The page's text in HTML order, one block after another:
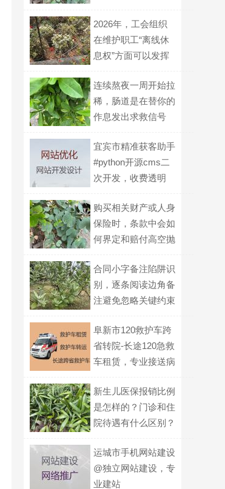
2026年，工会组织
在维护职工“离线休
息权”方面可以发挥
连续熬夜一周开始拉
稀，肠道是在替你的
作息发出求救信号
宜宾市精准获客助手
#python开源cms二
次开发，收费透明
购买相关财产或人身
保险时，条款中会如
何界定和赔付高空抛
合同小字备注陷阱识
别，逐条阅读边角备
注避免忽略关键约束
阜新市120救护车跨
省转院-长途120急救
车租赁，专业接送病
新生儿医保报销比例
是怎样的？门诊和住
院待遇有什么区别？
运城市手机网站建设
@独立网站建设，专
业建站